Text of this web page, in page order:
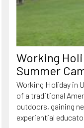
Working
Summer
Working Holiday in
of a traditional
outdoors, gaining
experiential